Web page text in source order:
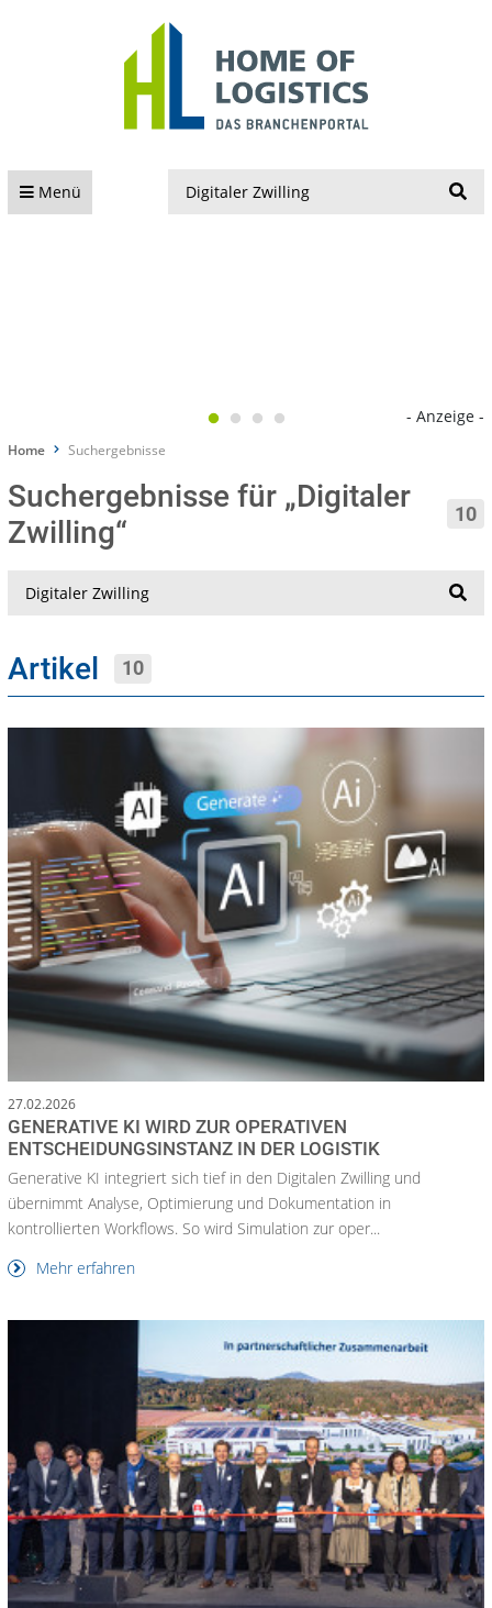
Menü
- Anzeige -
Home Suchergebnisse
Suchergebnisse für „Digitaler
Zwilling“
10
Suche
Artikel 10
27.02.2026
GENERATIVE KI WIRD ZUR OPERATIVEN
ENTSCHEIDUNGSINSTANZ IN DER LOGISTIK
Generative KI integriert sich tief in den Digitalen Zwilling und
übernimmt Analyse, Optimierung und Dokumentation in
kontrollierten Workflows. So wird Simulation zur oper...
Mehr erfahren